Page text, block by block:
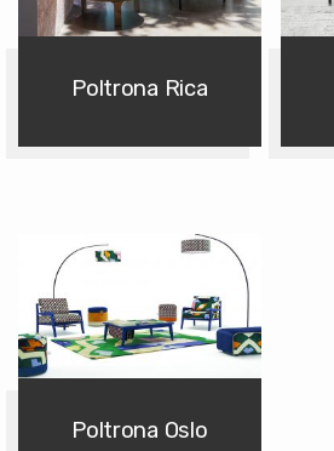
Poltrona Rica
Poltrona Oslo